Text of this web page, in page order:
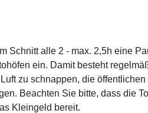
Schnitt alle 2 - max. 2,5h eine
ein. Damit besteht
zu schnappen, die öffentlichen
Beachten Sie bitte, dass die
Kleingeld bereit.